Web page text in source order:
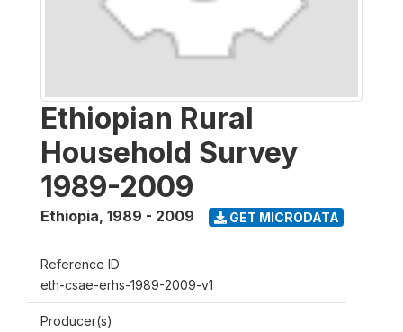
Ethiopian Rural
Household Survey
1989-2009
Ethiopia, 1989 - 2009 GET MICRODATA
Reference ID
eth-csae-erhs-1989-2009-v1
Producer(s)